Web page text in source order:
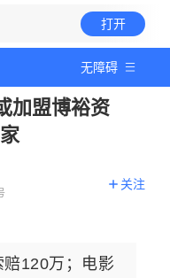
打开
无障碍
加盟博裕资
关注
120万；电影